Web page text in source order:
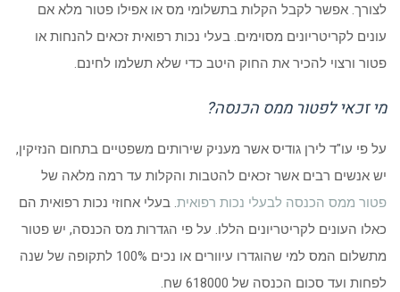
לצורך. אפשר לקבל הקלות בתשלומי מס או אפילו פטור מלא אם
עונים לקריטריונים מסוימים. בעלי נכות רפואית זכאים להנחות או
פטור ורצוי להכיר את החוק היטב כדי שלא תשלמו לחינם.
מי זכאי לפטור ממס הכנסה?
על פי עו"ד לירן גודיס אשר מעניק שירותים משפטיים בתחום הנזיקין,
יש אנשים רבים אשר זכאים להטבות והקלות עד רמה מלאה של
פטור ממס הכנסה לבעלי נכות רפואית. בעלי אחוזי נכות רפואית הם
כאלו העונים לקריטריונים הללו. על פי הגדרות מס הכנסה, יש פטור
מתשלום המס למי שהוגדרו עיוורים או נכים 100% לתקופה של שנה
לפחות ועד סכום הכנסה של 618000 שח.